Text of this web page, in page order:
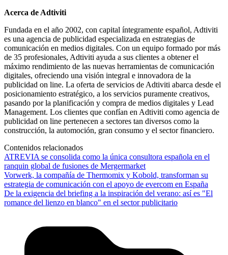
Acerca de Adtiviti
Fundada en el año 2002, con capital íntegramente español, Adtiviti
es una agencia de publicidad especializada en estrategias de
comunicación en medios digitales. Con un equipo formado por más
de 35 profesionales, Adtiviti ayuda a sus clientes a obtener el
máximo rendimiento de las nuevas herramientas de comunicación
digitales, ofreciendo una visión integral e innovadora de la
publicidad on line. La oferta de servicios de Adtiviti abarca desde el
posicionamiento estratégico, a los servicios puramente creativos,
pasando por la planificación y compra de medios digitales y Lead
Management. Los clientes que confían en Adtiviti como agencia de
publicidad on line pertenecen a sectores tan diversos como la
construcción, la automoción, gran consumo y el sector financiero.
Contenidos relacionados
ATREVIA se consolida como la única consultora española en el
ranquin global de fusiones de Mergermarket
Vorwerk, la compañía de Thermomix y Kobold, transforman su
estrategia de comunicación con el apoyo de evercom en España
De la exigencia del briefing a la inspiración del verano: así es "El
romance del lienzo en blanco" en el sector publicitario